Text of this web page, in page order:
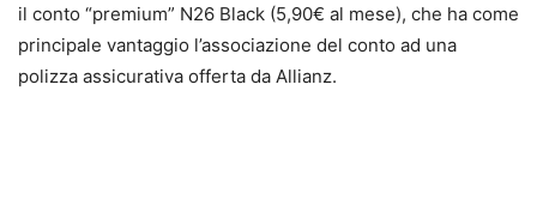
il conto “premium” N26 Black (5,90€ al mese), che ha come
principale vantaggio l’associazione del conto ad una
polizza assicurativa offerta da Allianz.